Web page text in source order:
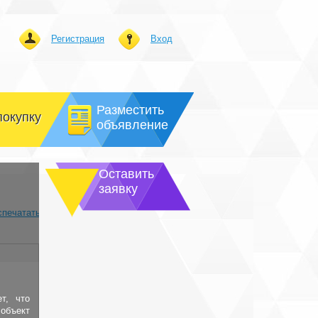
Вход
Регистрация
Разместить
объявление
что
Оставить
заявку